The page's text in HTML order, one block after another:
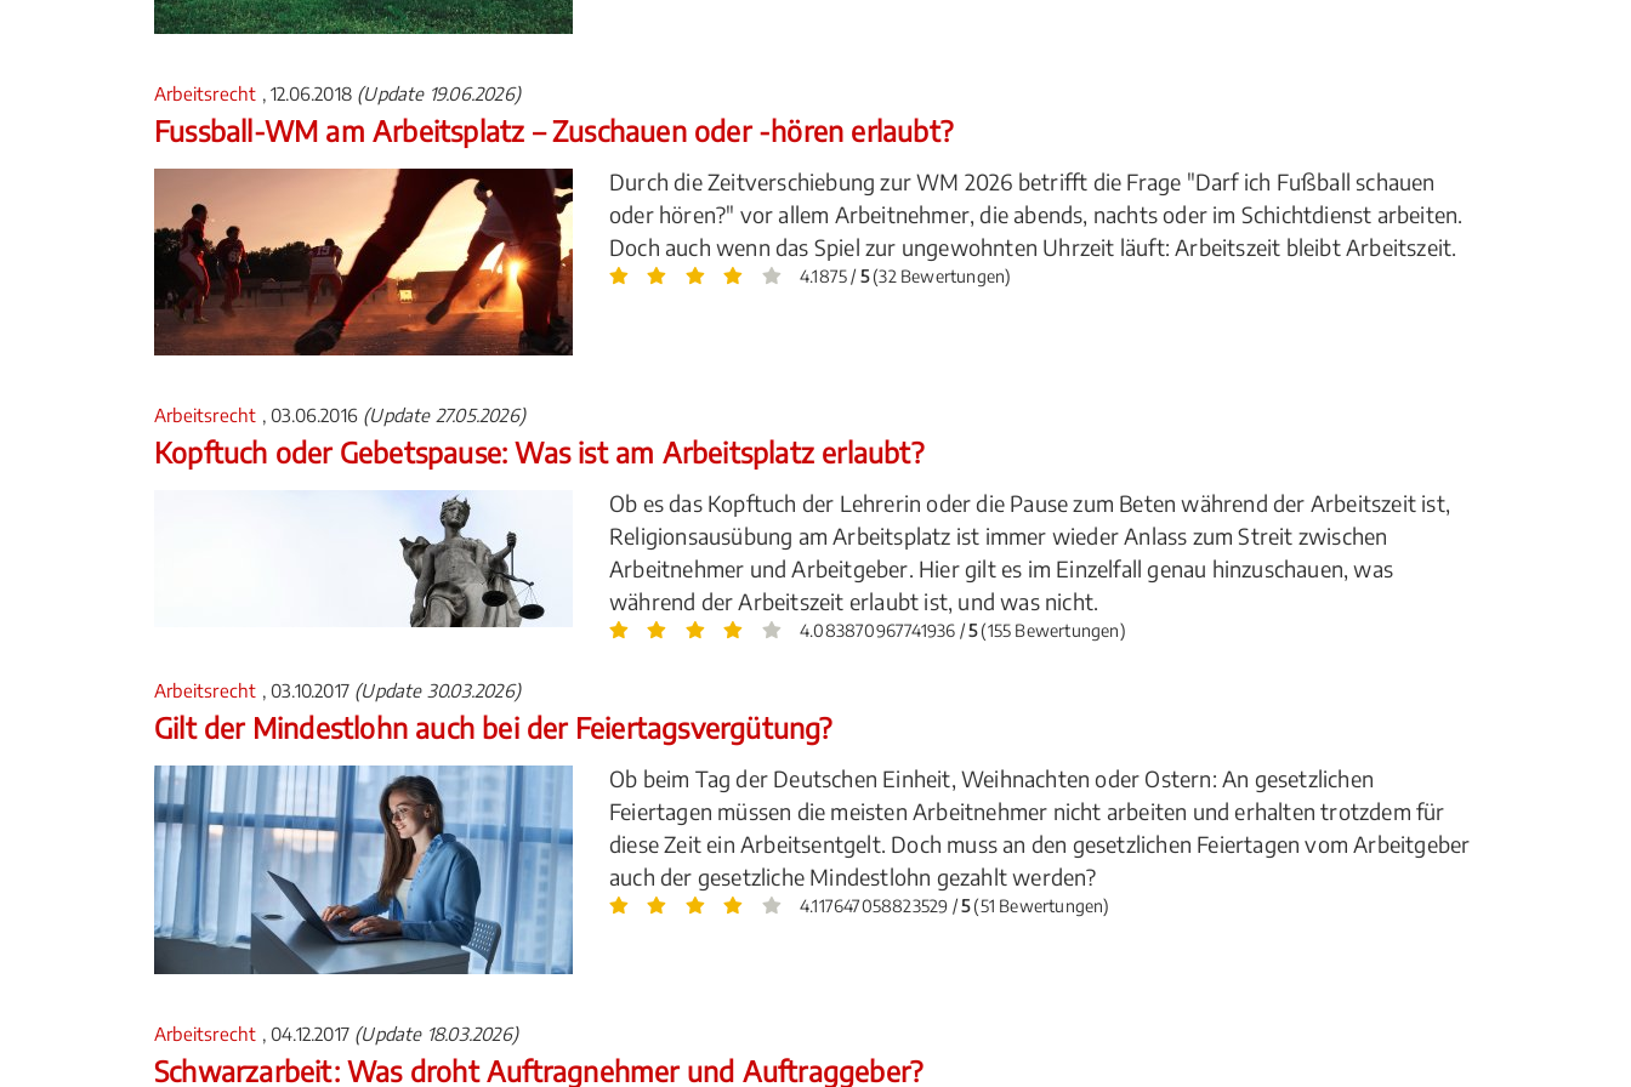
Arbeitsrecht , 12.06.2018 (Update 19.06.2026)
Fussball-WM am Arbeitsplatz – Zuschauen oder -hören erlaubt?
Durch die Zeitverschiebung zur WM 2026 betrifft die Frage "Darf ich Fußball schauen
oder hören?" vor allem Arbeitnehmer, die abends, nachts oder im Schichtdienst arbeiten.
Doch auch wenn das Spiel zur ungewohnten Uhrzeit läuft: Arbeitszeit bleibt Arbeitszeit.
4.1875 / 5(32 Bewertungen)
Arbeitsrecht , 03.06.2016 (Update 27.05.2026)
Kopftuch oder Gebetspause: Was ist am Arbeitsplatz erlaubt?
Ob es das Kopftuch der Lehrerin oder die Pause zum Beten während der Arbeitszeit ist,
Religionsausübung am Arbeitsplatz ist immer wieder Anlass zum Streit zwischen
Arbeitnehmer und Arbeitgeber. Hier gilt es im Einzelfall genau hinzuschauen, was
während der Arbeitszeit erlaubt ist, und was nicht.
4.083870967741936 /5(155 Bewertungen)
Arbeitsrecht , 03.10.2017 (Update 30.03.2026)
Gilt der Mindestlohn auch bei der Feiertagsvergütung?
Ob beim Tag der Deutschen Einheit, Weihnachten oder Ostern: An gesetzlichen
Feiertagen müssen die meisten Arbeitnehmer nicht arbeiten und erhalten trotzdem für
diese Zeit ein Arbeitsentgelt. Doch muss an den gesetzlichen Feiertagen vom Arbeitgeber
auch der gesetzliche Mindestlohn gezahlt werden?
4.117647058823529 /5(51 Bewertungen)
Arbeitsrecht , 04.12.2017 (Update 18.03.2026)
Schwarzarbeit: Was droht Auftragnehmer und Auftraggeber?